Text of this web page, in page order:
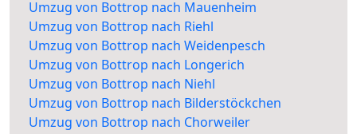
Umzug von Bottrop nach Mauenheim
Umzug von Bottrop nach Riehl
Umzug von Bottrop nach Weidenpesch
Umzug von Bottrop nach Longerich
Umzug von Bottrop nach Niehl
Umzug von Bottrop nach Bilderstöckchen
Umzug von Bottrop nach Chorweiler